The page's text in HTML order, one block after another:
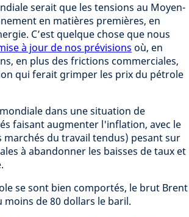
serait que les tensions au Moyen-
en matières premières, en
C’est quelque chose que nous
à jour de nos prévisions où, en
en plus des frictions commerciales,
qui ferait grimper les prix du pétrole
dans une situation de
faisant augmenter l'inflation, avec le
du travail tendus) pesant sur
à abandonner les baisses de taux et
se sont bien comportés, le brut Brent
de 80 dollars le baril.